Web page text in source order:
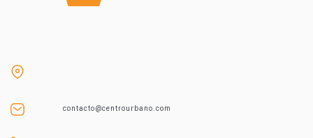
contacto@centrourbano.com